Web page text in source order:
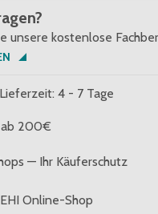
unsere kostenlose
Lieferzeit: 4 - 7 Tage
ab 200€
— Ihr Käuferschutz
Online-Shop